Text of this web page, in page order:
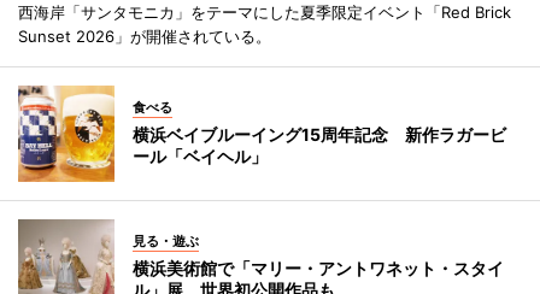
西海岸「サンタモニカ」をテーマにした夏季限定イベント「Red Brick
Sunset 2026」が開催されている。
食べる
横浜ベイブルーイング15周年記念 新作ラガービ
ール「ベイヘル」
見る・遊ぶ
横浜美術館で「マリー・アントワネット・スタイ
ル」展 世界初公開作品も